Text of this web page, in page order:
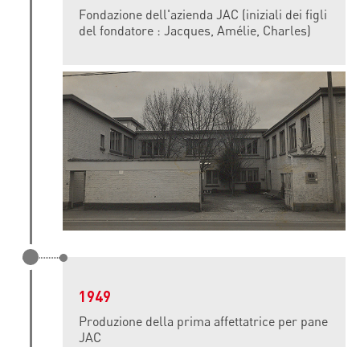
Fondazione dell'azienda JAC (iniziali dei figli
del fondatore : Jacques, Amélie, Charles)
1949
Produzione della prima affettatrice per pane
JAC